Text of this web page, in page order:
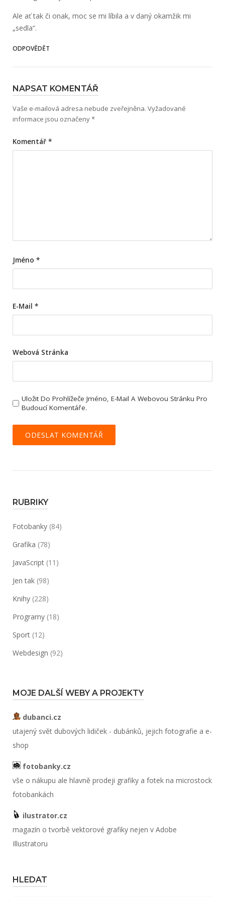
Ale ať tak či onak, moc se mi líbila a v daný okamžik mi
„sedla“.
ODPOVĚDĚT
NAPSAT KOMENTÁŘ
Vaše e-mailová adresa nebude zveřejněna. Vyžadované
informace jsou označeny*
Komentář *
Jméno *
E-Mail *
Webová Stránka
Uložit Do Prohlížeče Jméno, E-Mail A Webovou Stránku Pro
Budoucí Komentáře.
RUBRIKY
Fotobanky (84)
Grafika (78)
JavaScript (11)
Jen tak (98)
Knihy (228)
Programy (18)
Sport (12)
Webdesign (92)
MOJE DALŠÍ WEBY A PROJEKTY
dubanci.cz
utajený svět dubových lidiček - dubánků, jejich fotografie a e-
shop
fotobanky.cz
vše o nákupu ale hlavně prodeji grafiky a fotek na microstock
fotobankách
ilustrator.cz
magazín o tvorbě vektorové grafiky nejen v Adobe
Illustratoru
HLEDAT